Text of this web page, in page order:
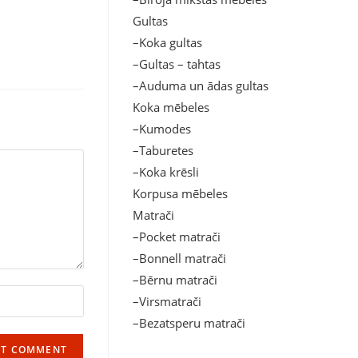
Gultas
–Koka gultas
–Gultas – tahtas
–Auduma un ādas gultas
Koka mēbeles
–Kumodes
–Taburetes
–Koka krēsli
Korpusa mēbeles
Matrači
–Pocket matrači
–Bonnell matrači
–Bērnu matrači
–Virsmatrači
–Bezatsperu matrači